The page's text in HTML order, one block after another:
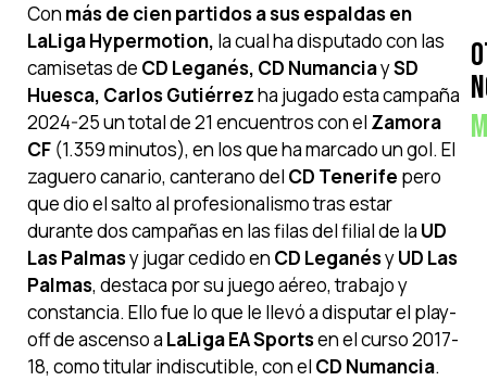
Con más de cien partidos a sus espaldas en
LaLiga Hypermotion, la cual ha disputado con las
camisetas de CD Leganés, CD NumanciaySD
Huesca, Carlos Gutiérrezha jugado esta campaña
2024-25 un total de 21 encuentros con el Zamora
CF (1.359 minutos), en los que ha marcado un gol. El
zaguero canario, canterano del CD Tenerife pero
que dio el salto al profesionalismo tras estar
durante dos campañas en las filas del filial de la UD
Las Palmasy jugar cedido en CD LeganésyUD Las
Palmas, destaca por su juego aéreo, trabajo y
constancia. Ello fue lo que le llevó a disputar el play-
off de ascenso a LaLiga EA Sportsen el curso 2017-
18, como titular indiscutible, con el CD Numancia.